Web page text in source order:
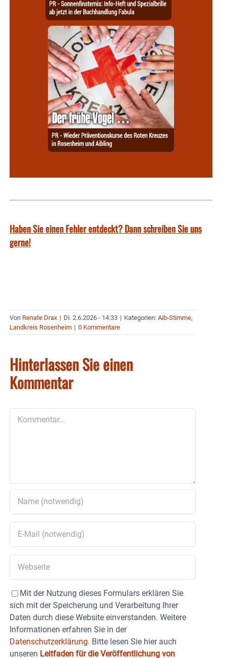
Haben Sie einen Fehler entdeckt? Dann schreiben Sie uns
gerne!
Von Renate Drax | Di. 2.6.2026 - 14:33 | Kategorien: Aib-Stimme,
Landkreis Rosenheim | 0 Kommentare
Hinterlassen Sie einen
Kommentar
Mit der Nutzung dieses Formulars erklären Sie
sich mit der Speicherung und Verarbeitung Ihrer
Daten durch diese Website einverstanden. Weitere
Informationen erfahren Sie in der
Datenschutzerklärung. Bitte lesen Sie hier auch
unseren Leitfaden für die Veröffentlichung von